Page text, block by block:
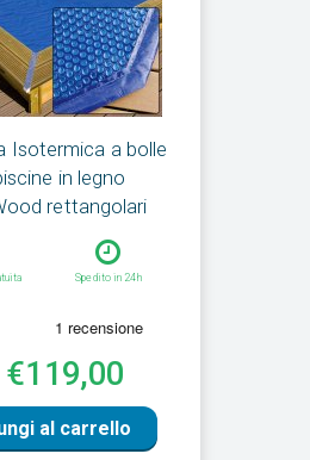
Isotermica a bolle
in legno
rettangolari
Spedito in 24h
al carrello